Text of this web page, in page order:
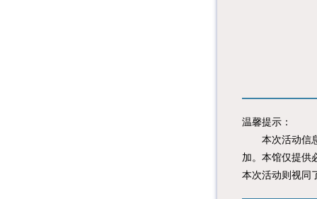
温馨提示：
本次活动信息
加。本馆仅提供
本次活动则视同